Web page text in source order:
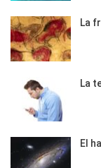
La
La
El